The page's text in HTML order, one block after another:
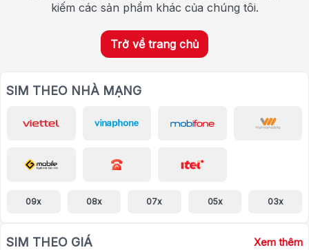
kiếm các sản phẩm khác của chúng tôi.
Trở về trang chủ
SIM THEO NHÀ MẠNG
09x 08x 07x 05x 03x
SIM THEO GIÁ Xem thêm